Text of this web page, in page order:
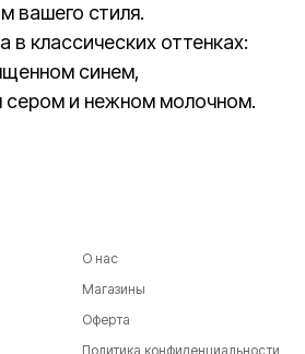
вашего стиля.
в классических оттенках:
синем,
сером и нежном молочном.
О нас
Магазины
Оферта
Политика конфиденциальности